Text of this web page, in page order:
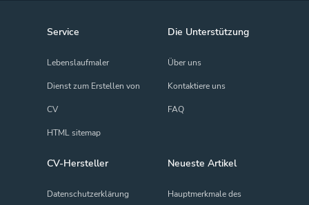
Service
Lebenslaufmaler
Dienst zum Erstellen von
CV
HTML sitemap
Die Unterstützung
Über uns
Kontaktiere uns
FAQ
CV-Hersteller
Datenschutz­erklärung
Neueste Artikel
Hauptmerkmale des